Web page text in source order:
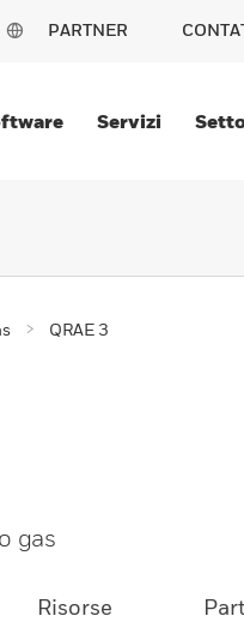
PARTNER
Servizi
QRAE 3
gas
Risorse